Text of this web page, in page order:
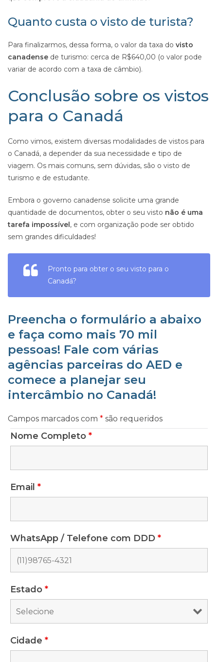
Quanto custa o visto de turista?
Para finalizarmos, dessa forma, o valor da taxa do visto
canadense de turismo: cerca de R$640,00 (o valor pode
variar de acordo com a taxa de câmbio).
Conclusão sobre os vistos
para o Canadá
Como vimos, existem diversas modalidades de vistos para
o Canadá, a depender da sua necessidade e tipo de
viagem. Os mais comuns, sem dúvidas, são o visto de
turismo e de estudante.
Embora o governo canadense solicite uma grande
quantidade de documentos, obter o seu visto não é uma
tarefa impossível , e com organização pode ser obtido
sem grandes dificuldades!
Pronto para obter o seu visto para o
Canadá?
Preencha o formulário a abaixo
e faça como mais 70 mil
pessoas! Fale com várias
agências parceiras do AED e
comece a planejar seu
intercâmbio no Canadá!
Campos marcados com * são requeridos
Nome Completo *
Email *
WhatsApp / Telefone com DDD *
Estado *
Cidade *